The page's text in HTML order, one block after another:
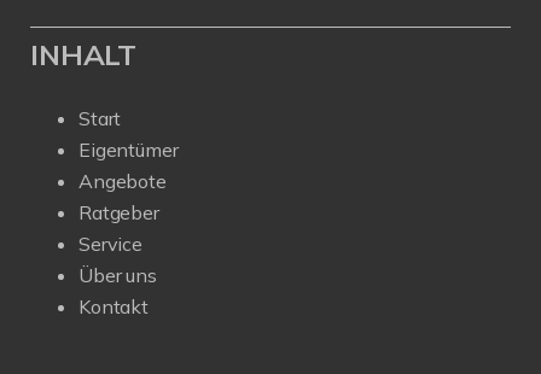
INHALT
Start
Eigentümer
Angebote
Ratgeber
Service
Über uns
Kontakt